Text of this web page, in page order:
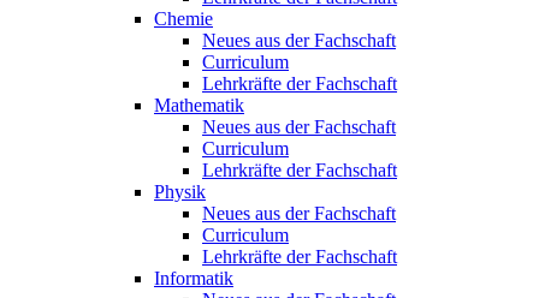
Chemie
Neues aus der Fachschaft
Curriculum
Lehrkräfte der Fachschaft
Mathematik
Neues aus der Fachschaft
Curriculum
Lehrkräfte der Fachschaft
Physik
Neues aus der Fachschaft
Curriculum
Lehrkräfte der Fachschaft
Informatik